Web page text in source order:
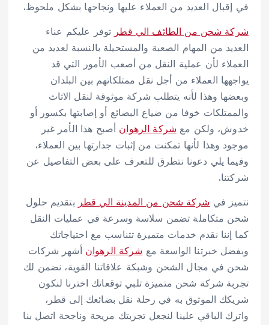
في إقبال العديد من العملاء عليها ونجاحها بشكل ملحوظ.
شركة شحن من الطائف الي قطر توفر عليكم عناء
العديد من المهام الصعبة والمستحيلة بالنسبة لعديد من
العملاء لأن عملية النقل من أصعب الأمور التي قد
يواجهها العملاء من أجل نقل ممتلكاتهم بين البلدان
وبعضها وهذا لأنه يتطلب شركة موثوقة لنقل الاثاث
والممتلكات خوفا من ضياع البضائع أو إصابتها بكسور أو
خدوش، ولكن مع شركة الرهوان أصبح هذا الأمر غير
موجود وهذا لأنها تمكنت من إثبات جدارتها بين العملاء،
وفيما يلي دعونا نتطرق للتعرف على بعض التفاصيل عن
شركتنا.
نتميز في شركة شحن من المدينة الي قطر بتقديم حلول
شحن متكاملة تضمن سلاسة وسرعة في عمليات النقل
كما إننا نقدم خدمات متميزة تتناسب مع احتياجاتك
وبفضل خبرتنا الواسعة مع شركة الرهوان أشهر شركات
شحن في مجال الشحن وشبكة علاقاتنا القوية، نضمن لك
تجربة شركة شحن متميزة تلبي توقعاتك اخترنا لنكون
شريكك الموثوق به في رحلة نقل بضائعك إلى قطر،
واترك الباقي علينا لنجعل تجربتك مريحة وناجحة اتصل بنا